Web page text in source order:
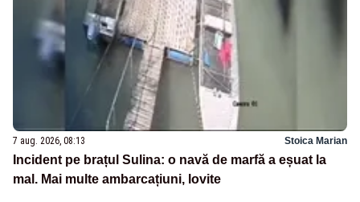
7 aug. 2026, 08:13 Stoica Marian
Incident pe brațul Sulina: o navă de marfă a eșuat la
mal. Mai multe ambarcațiuni, lovite